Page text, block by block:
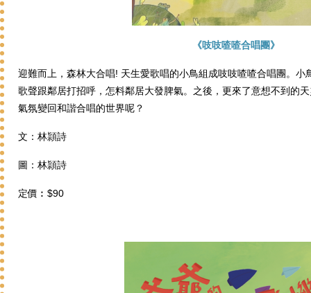
《吱吱喳喳合唱團》
迎難而上，森林大合唱! 天生愛歌唱的小鳥組成吱吱喳喳合唱團。小
歌聲跟鄰居打招呼，怎料鄰居大發脾氣。之後，更來了意想不到的
氣氛變回和諧合唱的世界呢？
文：林頴詩
圖： 林頴詩
定價︰$90